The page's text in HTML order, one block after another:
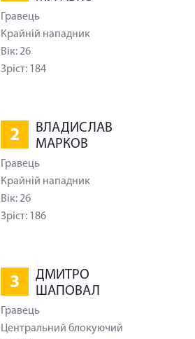
Гравець
Крайній нападник
Вік: 26
Зріст: 184
2
ВЛАДИСЛАВ
МАРКОВ
Гравець
Крайній нападник
Вік: 26
Зріст: 186
3
ДМИТРО
ШАПОВАЛ
Гравець
Центральний блокуючий